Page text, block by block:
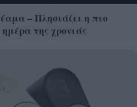
– Πλησιάζει η πιο
της χρονιάς